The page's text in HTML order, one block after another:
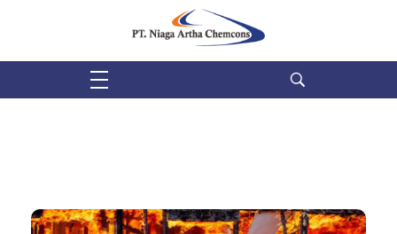
PT Niaga Artha Chemcons